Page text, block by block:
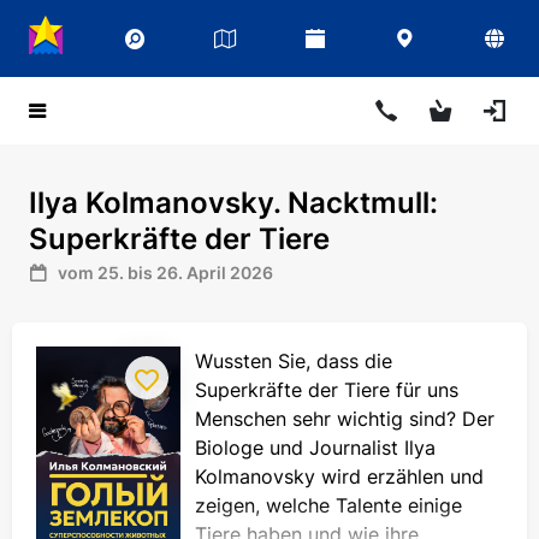
Ilya Kolmanovsky. Nacktmull:
Superkräfte der Tiere
vom 25. bis 26. April 2026
Wussten Sie, dass die
Superkräfte der Tiere für uns
Menschen sehr wichtig sind? Der
Biologe und Journalist Ilya
Kolmanovsky wird erzählen und
zeigen, welche Talente einige
Tiere haben und wie ihre